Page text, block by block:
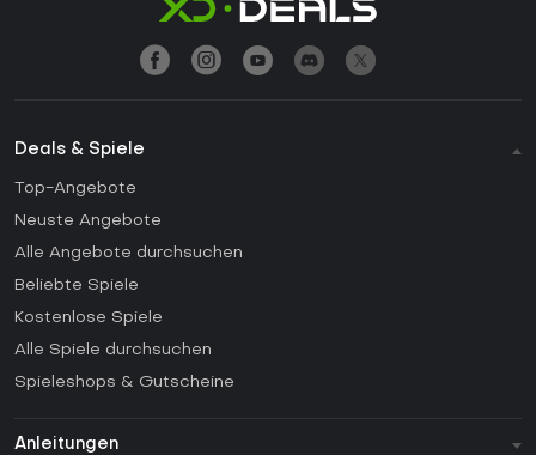
Deals & Spiele
Top-Angebote
Neuste Angebote
Alle Angebote durchsuchen
Beliebte Spiele
Kostenlose Spiele
Alle Spiele durchsuchen
Spieleshops & Gutscheine
Anleitungen